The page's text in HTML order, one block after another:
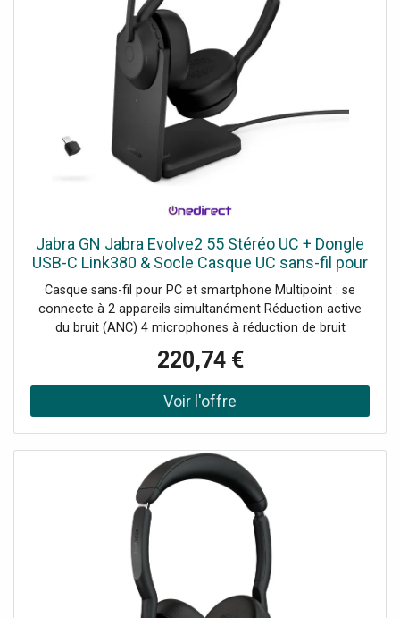
Jabra GN Jabra Evolve2 55 Stéréo UC + Dongle
USB-C Link380 & Socle Casque UC sans-fil pour
PC et mobile avec Dongle USB-C Link380 et
socle de charge.
Casque sans-fil pour PC et smartphone Multipoint : se
connecte à 2 appareils simultanément Réduction active
du bruit (ANC) 4 microphones à réduction de bruit
Busylight à 360° intégrée Jusqu'à 18h d'autonomie
Version UC : compatible tous softphones Socle de charge
inclus
220,74 €